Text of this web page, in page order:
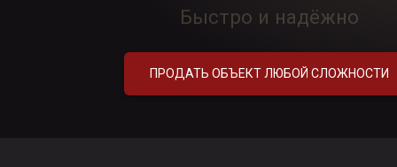
Быстро и надёжно
ПРОДАТЬ ОБЪЕКТ ЛЮБОЙ СЛОЖНОСТИ